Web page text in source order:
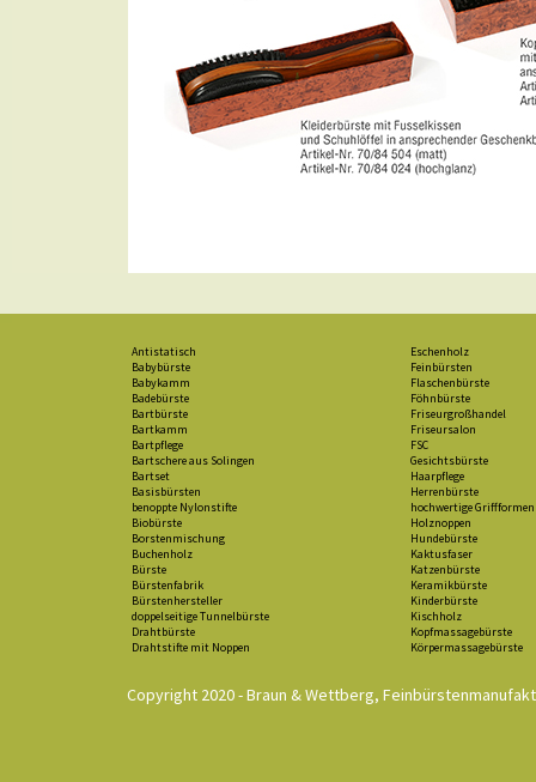
Antistatisch
Babybürste
Babykamm
Badebürste
Bartbürste
Bartkamm
Bartpflege
Bartschere aus Solingen
Bartset
Basisbürsten
benoppte Nylonstifte
Biobürste
Borstenmischung
Buchenholz
Bürste
Bürstenfabrik
Bürstenhersteller
doppelseitige Tunnelbürste
Drahtbürste
Drahtstifte mit Noppen
Eschenholz
Feinbürsten
Flaschenbürste
Föhnbürste
Friseurgroßhandel
Friseursalon
FSC
Gesichtsbürste
Haarpflege
Herrenbürste
hochwertige Griffformen
Holznoppen
Hundebürste
Kaktusfaser
Katzenbürste
Keramikbürste
Kinderbürste
Kischholz
Kopfmassagebürste
Körpermassagebürste
Copyright 2020 - Braun & Wettberg,